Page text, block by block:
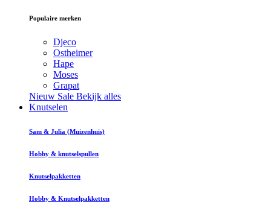
Populaire merken
Djeco
Ostheimer
Hape
Moses
Grapat
Nieuw Sale Bekijk alles
Knutselen
Sam & Julia (Muizenhuis)
Hobby & knutselspullen
Knutselpakketten
Hobby & Knutselpakketten